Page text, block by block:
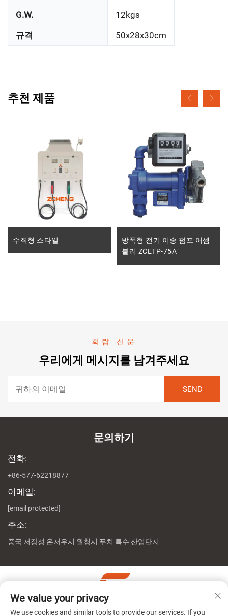
G.W.
12kgs
규격
50x28x30cm
추천 제품
수직형 스타일
방폭형 전기 이송 펌프 어셈
블리 ZCETP-75A
회람 신문
우리에게 메시지를 남겨주세요
문의하기
전화:
+86-577-62218877
이메일:
[email protected]
주소:
중국 저장성 온저우시 월청시 푸치 특수 산업단지
저작권 © 절강 진천 머신 유한회사 모든 권리 보유개인정보 처
We value your privacy
We use cookies and similar tools to provide our services. If you